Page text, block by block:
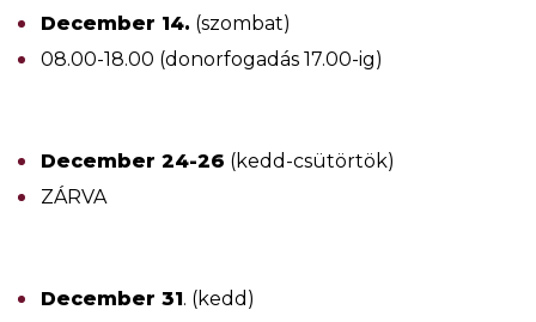
December 14. (szombat)
08.00-18.00 (donorfogadás 17.00-ig)
December 24-26 (kedd-csütörtök)
ZÁRVA
December 31. (kedd)